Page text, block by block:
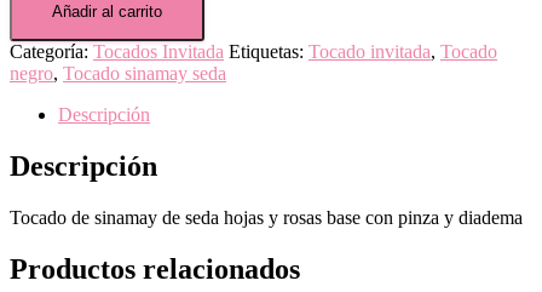
Añadir al carrito
Categoría: Tocados Invitada Etiquetas: Tocado invitada, Tocado
negro, Tocado sinamay seda
Descripción
Descripción
Tocado de sinamay de seda hojas y rosas base con pinza y diadema
Productos relacionados